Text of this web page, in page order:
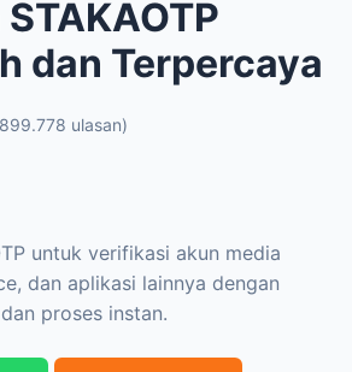
dan Terpercaya
ulasan)
untuk verifikasi akun media
dan aplikasi lainnya dengan
proses instan.